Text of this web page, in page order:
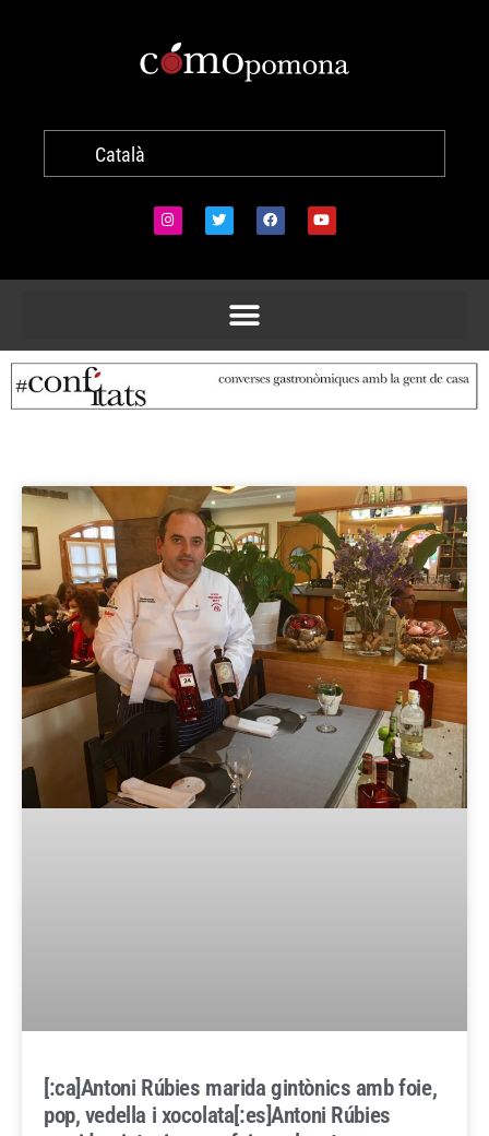
Català
[:ca]Antoni Rúbies marida gintònics amb foie,
pop, vedella i xocolata[:es]Antoni Rúbies